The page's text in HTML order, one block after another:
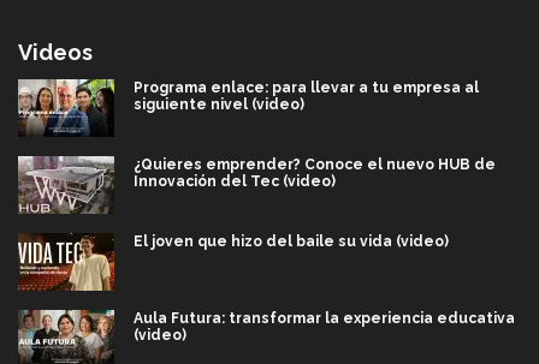
Videos
Programa enlace: para llevar a tu empresa al
siguiente nivel (video)
¿Quieres emprender? Conoce el nuevo HUB de
Innovación del Tec (video)
El joven que hizo del baile su vida (video)
Aula Futura: transformar la experiencia educativa
(video)